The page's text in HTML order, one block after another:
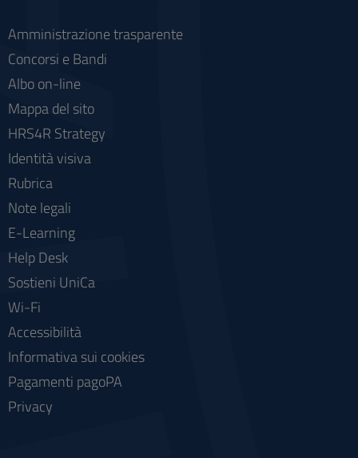
Amministrazione trasparente
Concorsi e Bandi
Albo on-line
Mappa del sito
HRS4R Strategy
Identità visiva
Rubrica
Note legali
E-Learning
Help Desk
Sostieni UniCa
Wi-Fi
Accessibilità
Informativa sui cookies
Pagamenti pagoPA
Privacy